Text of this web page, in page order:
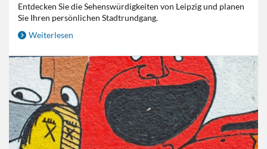
Entdecken Sie die Sehenswürdigkeiten von Leipzig und planen
Sie Ihren persönlichen Stadtrundgang.
Weiterlesen